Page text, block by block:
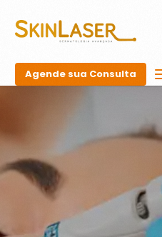
Agende sua Consulta